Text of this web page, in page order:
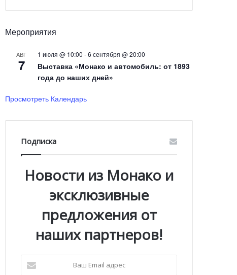
Мероприятия
АВГ
7
1 июля @ 10:00 -6 сентября @ 20:00
Выставка «Монако и автомобиль: от 1893
года до наших дней»
Просмотреть Календарь
Подписка
Новости из Монако и
эксклюзивные
предложения от
наших партнеров!
Email